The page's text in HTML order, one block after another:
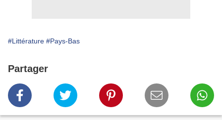
#Littérature #Pays-Bas
Partager